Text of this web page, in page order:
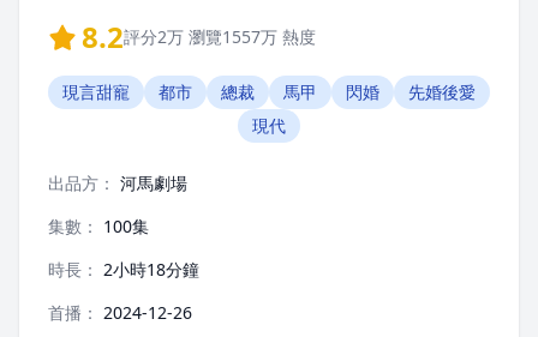
8.2評分2万 瀏覽1557万 熱度
現言甜寵 都市 總裁 馬甲 閃婚
先婚後愛
現代
出品方： 河馬劇場
集數： 100集
時長： 2小時18分鐘
首播： 2024-12-26